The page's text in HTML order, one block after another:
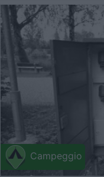
Campeggio